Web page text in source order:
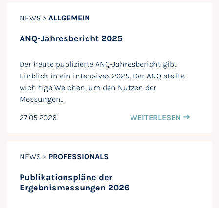
NEWS > ALLGEMEIN
ANQ-Jahresbericht 2025
Der heute publizierte ANQ-Jahresbericht gibt
Einblick in ein intensives 2025. Der ANQ stellte
wich-tige Weichen, um den Nutzen der
Messungen…
27.05.2026
WEITERLESEN
NEWS > PROFESSIONALS
Publikationspläne der
Ergebnismessungen 2026